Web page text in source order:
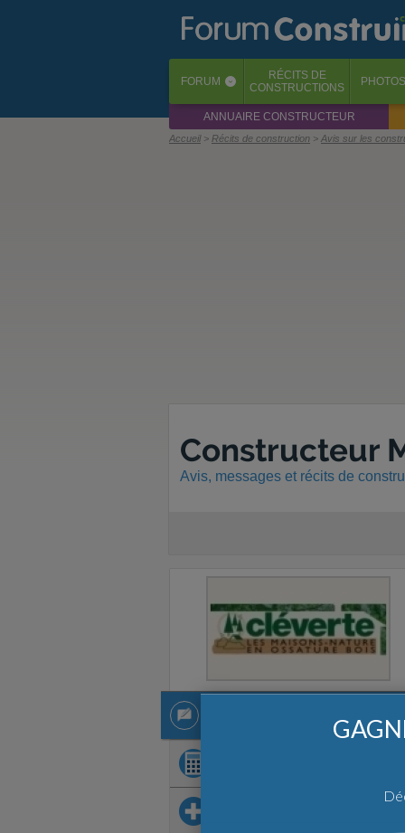
FORUM ‹ RÉCITS DE
CONSTRUCTIONS
PHOTOS
ANNUAIRE CONSTRUCTEUR
Accueil Récits de construction Avis sur les
Constructeur
Avis, messages et récits de